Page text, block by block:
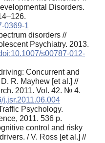
Disorders.
0369-1
disorders //
Psychiatry. 2013.
s00787-012-
Concurrent and
R. Mayhew [et al.] //
2011. Vol. 42. № 4.
j.jsr.2011.06.004
Psychology.
2011. 536 p.
control and risky
/ V. Ross [et al.] //